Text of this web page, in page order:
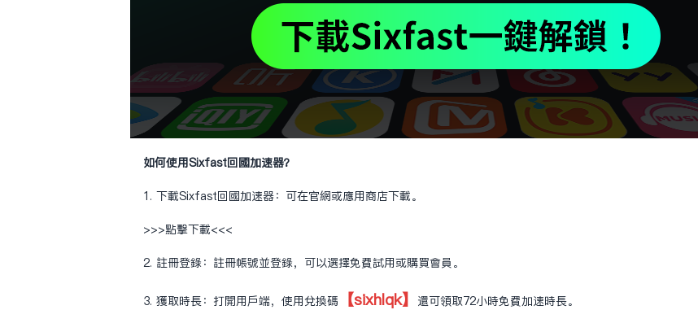
如何使用Sixfast回國加速器？
1. 下載Sixfast回國加速器：可在官網或應用商店下載。
>>>點擊下載<<<
2. 註冊登錄：註冊帳號並登錄，可以選擇免費試用或購買會員。
3. 獲取時長：打開用戶端，使用兌換碼 【sixhlqk】 還可領取72小時免費加速時長。